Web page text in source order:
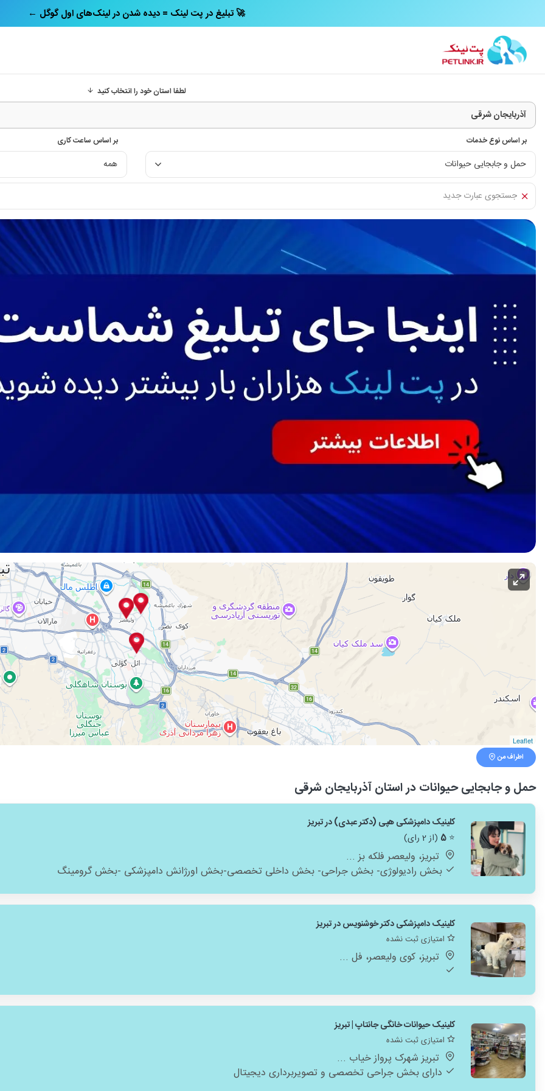
← تبلیغ در پت‌ لینک = دیده شدن در لینک‌های اول گوگل 🚀
لطفا استان خود را انتخاب کنید
بر اساس نوع خدمات بر اساس ساعت کاری
Leaflet
اطراف من
حمل و جابجایی حیوانات در استان آذربایجان شرقی
کلینیک دامپزشکی هپی (دکتر عبدی) در تبریز
⭐
5 (از 2 رای)
تبریز، ولیعصر فلکه بز ...
بخش رادیولوژی- بخش جراحی- بخش داخلی تخصصی-بخش اورژانش دامپزشکی -بخش گرومینگ
کلینیک دامپزشکی دکتر خوشنویس در تبریز
امتیازی ثبت نشده
تبریز، کوی ولیعصر، فل ...
کلینیک حیوانات خانگی جانتاپ | تبریز
امتیازی ثبت نشده
تبریز شهرک پرواز خیاب ...
دارای بخش جراحی تخصصی و تصویربرداری دیجیتال